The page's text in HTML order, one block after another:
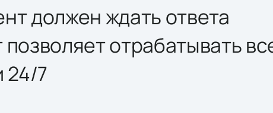
должен ждать ответа
отрабатывать
24/7